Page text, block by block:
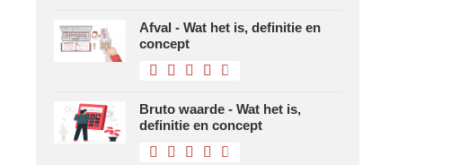
Afval - Wat het is, definitie en
concept
Bruto waarde - Wat het is,
definitie en concept